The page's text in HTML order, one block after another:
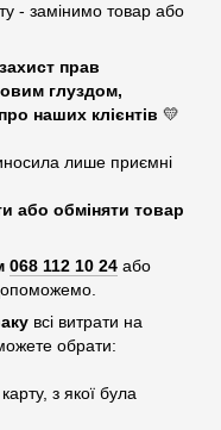
- замінимо товар або
прав
глуздом,
наших клієнтів 💛
лише приємні
або обміняти товар
068 112 10 24 або
всі витрати на
обрати:
з якої була